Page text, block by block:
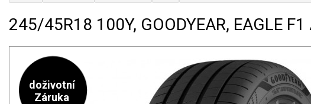
245/45R18 100Y, GOODYEAR, EAGLE
doživotní
Záruka